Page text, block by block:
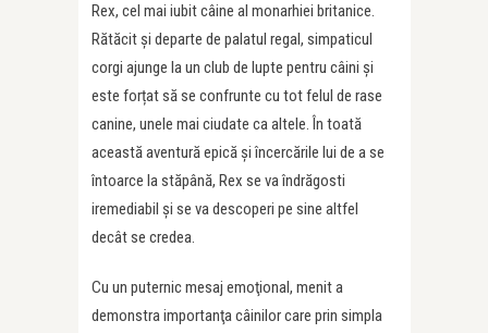
Rex, cel mai iubit câine al monarhiei britanice.
Rătăcit și departe de palatul regal, simpaticul
corgi ajunge la un club de lupte pentru câini și
este forțat să se confrunte cu tot felul de rase
canine, unele mai ciudate ca altele. În toată
această aventură epică și încercările lui de a se
întoarce la stăpână, Rex se va îndrăgosti
iremediabil și se va descoperi pe sine altfel
decât se credea.
Cu un puternic mesaj emoţional, menit a
demonstra importanţa câinilor care prin simpla